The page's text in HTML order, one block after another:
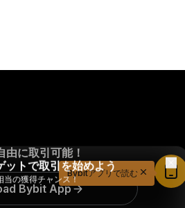
由に取引可能！
Bybit App
ットで取引を始めよう
当の獲得チャンス！Bybitアプリで読む